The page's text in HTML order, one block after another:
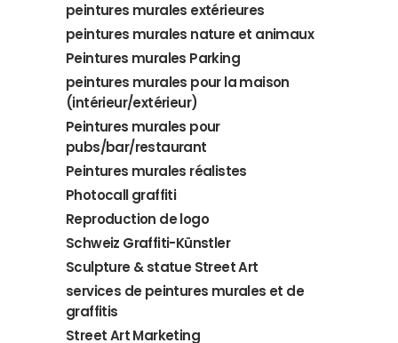
peintures murales extérieures
peintures murales nature et animaux
Peintures murales Parking
peintures murales pour la maison
(intérieur/extérieur)
Peintures murales pour
pubs/bar/restaurant
Peintures murales réalistes
Photocall graffiti
Reproduction de logo
Schweiz Graffiti-Künstler
Sculpture & statue Street Art
services de peintures murales et de
graffitis
Street Art Marketing